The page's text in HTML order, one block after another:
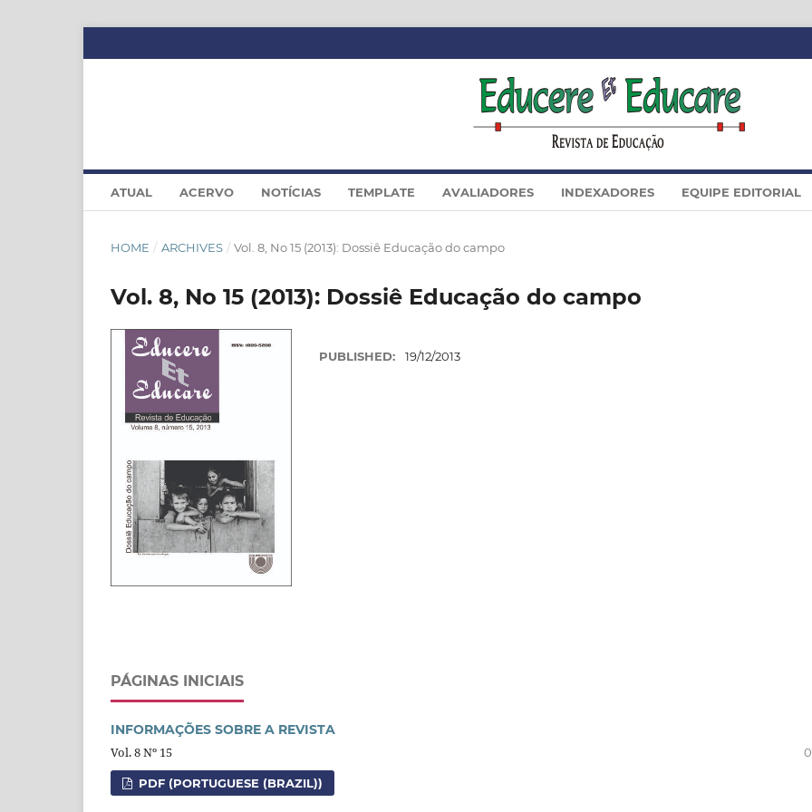
ATUAL ACERVO NOTÍCIAS TEMPLATE AVALIADORES INDEXADORES EQUIPE EDITORIAL
HOME / ARCHIVES / Vol. 8, No 15 (2013): Dossiê Educação do campo
Vol. 8, No 15 (2013): Dossiê Educação do campo
PUBLISHED: 19/12/2013
PÁGINAS INICIAIS
INFORMAÇÕES SOBRE A REVISTA
Vol. 8 Nº 15
PDF (PORTUGUESE (BRAZIL))